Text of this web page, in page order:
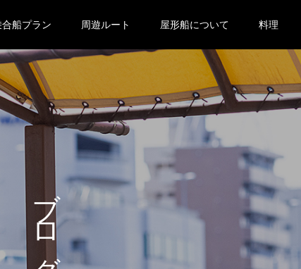
船プラン 周遊ルート 屋形船について 料理
ブログ